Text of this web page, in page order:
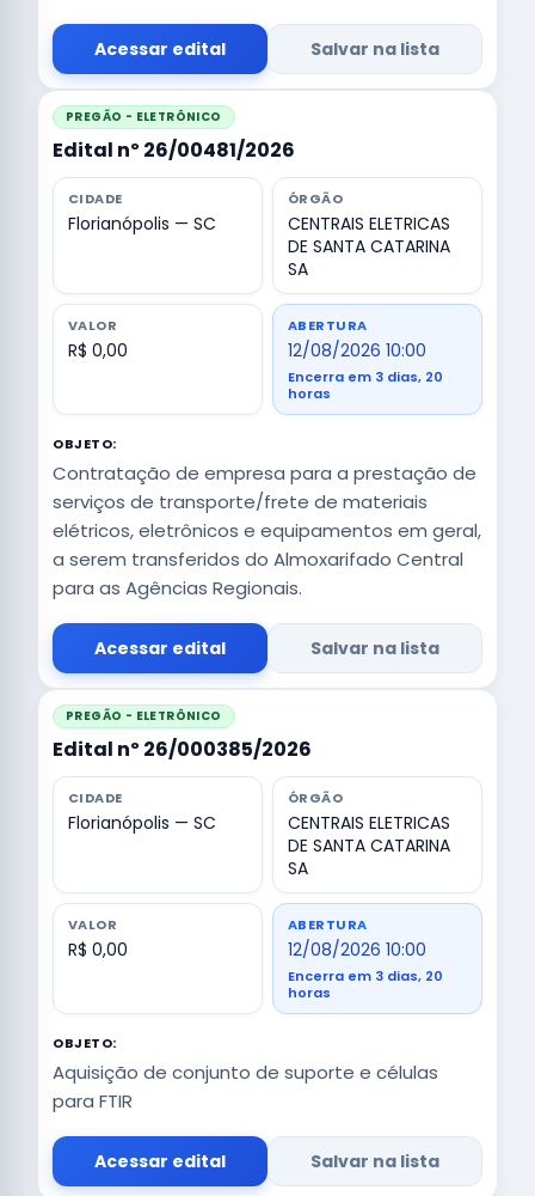
Acessar edital Salvar na lista
PREGÃO - ELETRÔNICO
Edital nº 26/00481/2026
CIDADE
Florianópolis — SC
ÓRGÃO
CENTRAIS ELETRICAS
DE SANTA CATARINA
SA
VALOR
R$ 0,00
ABERTURA
12/08/2026 10:00
Encerra em 3 dias, 20
horas
OBJETO:
Contratação de empresa para a prestação de
serviços de transporte/frete de materiais
elétricos, eletrônicos e equipamentos em geral,
a serem transferidos do Almoxarifado Central
para as Agências Regionais.
Acessar edital Salvar na lista
PREGÃO - ELETRÔNICO
Edital nº 26/000385/2026
CIDADE
Florianópolis — SC
ÓRGÃO
CENTRAIS ELETRICAS
DE SANTA CATARINA
SA
VALOR
R$ 0,00
ABERTURA
12/08/2026 10:00
Encerra em 3 dias, 20
horas
OBJETO:
Aquisição de conjunto de suporte e células
para FTIR
Acessar edital Salvar na lista